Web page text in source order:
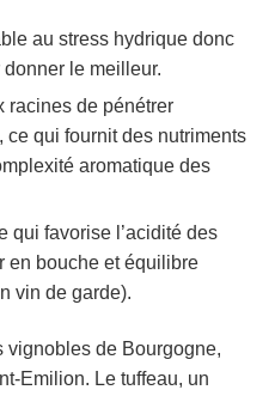
au stress hydrique donc
le meilleur.
racines de pénétrer
ce qui fournit des nutriments
aromatique des
qui favorise l’acidité des
en bouche et équilibre
vin de garde).
vignobles de Bourgogne,
Emilion. Le tuffeau, un